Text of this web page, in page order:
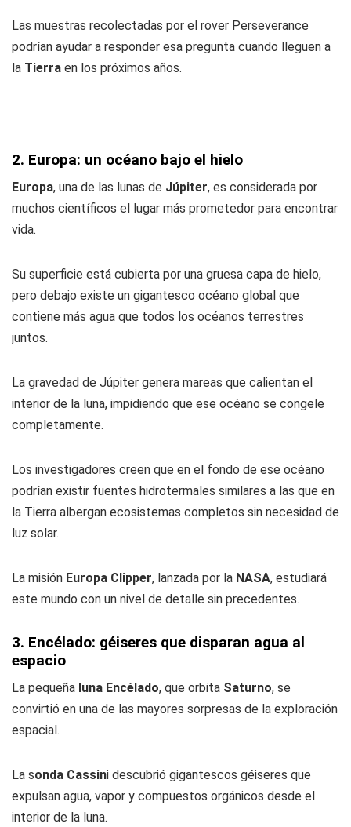
Las muestras recolectadas por el rover Perseverance
podrían ayudar a responder esa pregunta cuando lleguen a
la Tierra en los próximos años.
2. Europa: un océano bajo el hielo
Europa, una de las lunas de Júpiter, es considerada por
muchos científicos el lugar más prometedor para encontrar
vida.
Su superficie está cubierta por una gruesa capa de hielo,
pero debajo existe un gigantesco océano global que
contiene más agua que todos los océanos terrestres
juntos.
La gravedad de Júpiter genera mareas que calientan el
interior de la luna, impidiendo que ese océano se congele
completamente.
Los investigadores creen que en el fondo de ese océano
podrían existir fuentes hidrotermales similares a las que en
la Tierra albergan ecosistemas completos sin necesidad de
luz solar.
La misión Europa Clipper, lanzada por la NASA, estudiará
este mundo con un nivel de detalle sin precedentes.
3. Encélado: géiseres que disparan agua al
espacio
La pequeña luna Encélado, que orbita Saturno, se
convirtió en una de las mayores sorpresas de la exploración
espacial.
La sonda Cassini descubrió gigantescos géiseres que
expulsan agua, vapor y compuestos orgánicos desde el
interior de la luna.